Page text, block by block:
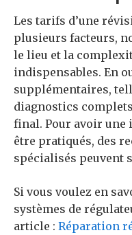
Les tarifs d’une
plusieurs facteurs,
le lieu et la
indispensables. En
supplémentaires,
diagnostics
final. Pour avoir une
être pratiqués, des
spécialisés peuvent
Si vous voulez en
systèmes de
article : Réparation